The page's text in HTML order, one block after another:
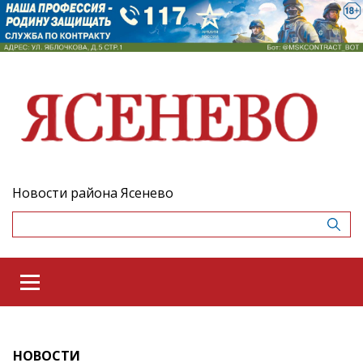
Новости района Ясенево
НОВОСТИ